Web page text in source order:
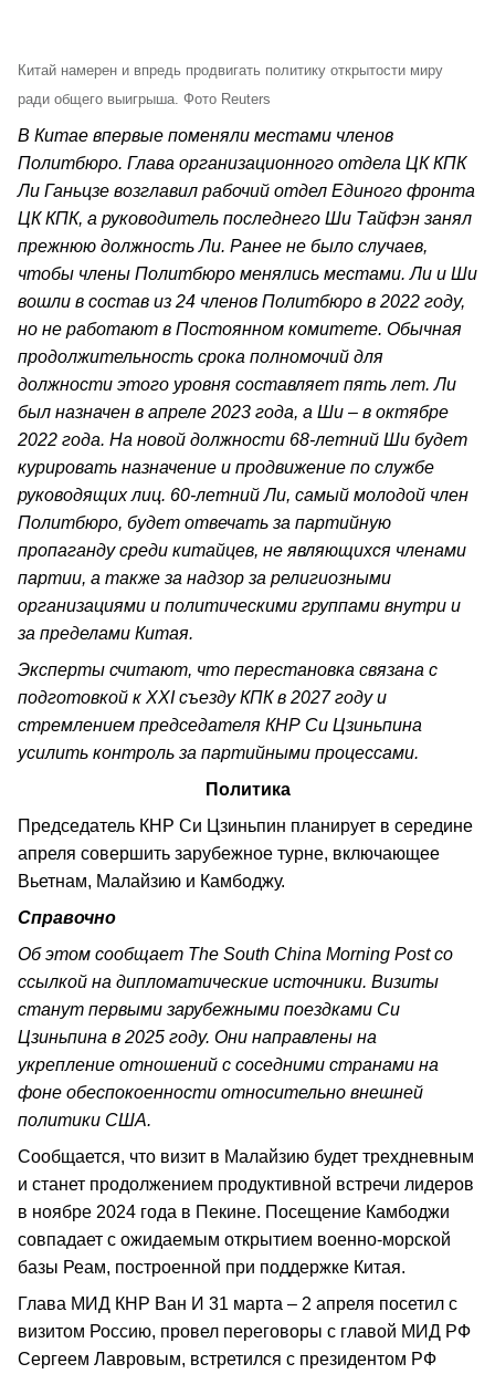
Китай намерен и впредь продвигать политику открытости миру
ради общего выигрыша. Фото Reuters
В Китае впервые поменяли местами членов
Политбюро. Глава организационного отдела ЦК КПК
Ли Ганьцзе возглавил рабочий отдел Единого фронта
ЦК КПК, а руководитель последнего Ши Тайфэн занял
прежнюю должность Ли. Ранее не было случаев,
чтобы члены Политбюро менялись местами. Ли и Ши
вошли в состав из 24 членов Политбюро в 2022 году,
но не работают в Постоянном комитете. Обычная
продолжительность срока полномочий для
должности этого уровня составляет пять лет. Ли
был назначен в апреле 2023 года, а Ши – в октябре
2022 года. На новой должности 68-летний Ши будет
курировать назначение и продвижение по службе
руководящих лиц. 60-летний Ли, самый молодой член
Политбюро, будет отвечать за партийную
пропаганду среди китайцев, не являющихся членами
партии, а также за надзор за религиозными
организациями и политическими группами внутри и
за пределами Китая.
Эксперты считают, что перестановка связана с
подготовкой к XXI съезду КПК в 2027 году и
стремлением председателя КНР Си Цзиньпина
усилить контроль за партийными процессами.
Политика
Председатель КНР Си Цзиньпин планирует в середине
апреля совершить зарубежное турне, включающее
Вьетнам, Малайзию и Камбоджу.
Справочно
Об этом сообщает The South China Morning Post со
ссылкой на дипломатические источники. Визиты
станут первыми зарубежными поездками Си
Цзиньпина в 2025 году. Они направлены на
укрепление отношений с соседними странами на
фоне обеспокоенности относительно внешней
политики США.
Сообщается, что визит в Малайзию будет трехдневным
и станет продолжением продуктивной встречи лидеров
в ноябре 2024 года в Пекине. Посещение Камбоджи
совпадает с ожидаемым открытием военно-морской
базы Реам, построенной при поддержке Китая.
Глава МИД КНР Ван И 31 марта – 2 апреля посетил с
визитом Россию, провел переговоры с главой МИД РФ
Сергеем Лавровым, встретился с президентом РФ